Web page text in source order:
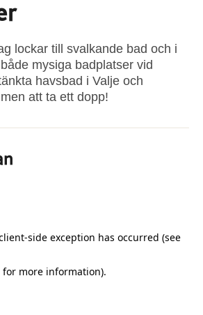
lockar till svalkande bad och i
mysiga badplatser vid
havsbad i Valje och
att ta ett dopp!